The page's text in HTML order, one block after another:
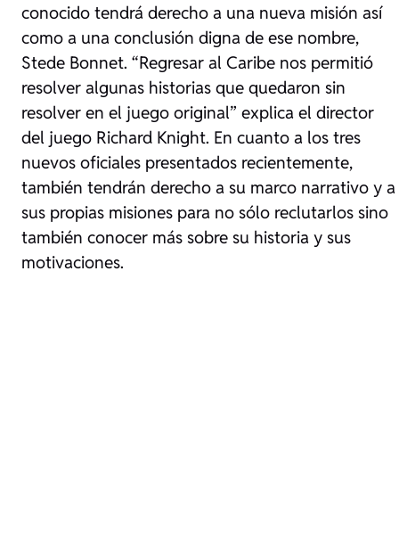
conocido tendrá derecho a una nueva misión así
como a una conclusión digna de ese nombre,
Stede Bonnet. “Regresar al Caribe nos permitió
resolver algunas historias que quedaron sin
resolver en el juego original” explica el director
del juego Richard Knight. En cuanto a los tres
nuevos oficiales presentados recientemente,
también tendrán derecho a su marco narrativo y a
sus propias misiones para no sólo reclutarlos sino
también conocer más sobre su historia y sus
motivaciones.